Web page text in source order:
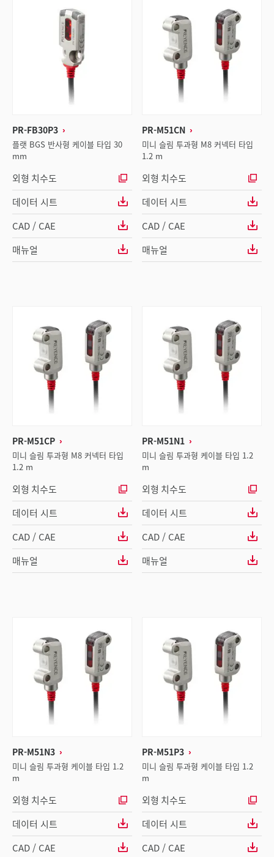
PR-FB30P3
플랫 BGS 반사형 케이블 타입 30
mm
외형 치수도
데이터 시트
CAD / CAE
매뉴얼
PR-M51CN
미니 슬림 투과형 M8 커넥터 타입
1.2 m
외형 치수도
데이터 시트
CAD / CAE
매뉴얼
PR-M51CP
미니 슬림 투과형 M8 커넥터 타입
1.2 m
외형 치수도
데이터 시트
CAD / CAE
매뉴얼
PR-M51N1
미니 슬림 투과형 케이블 타입 1.2
m
외형 치수도
데이터 시트
CAD / CAE
매뉴얼
PR-M51N3
미니 슬림 투과형 케이블 타입 1.2
m
외형 치수도
데이터 시트
CAD / CAE
PR-M51P3
미니 슬림 투과형 케이블 타입 1.2
m
외형 치수도
데이터 시트
CAD / CAE